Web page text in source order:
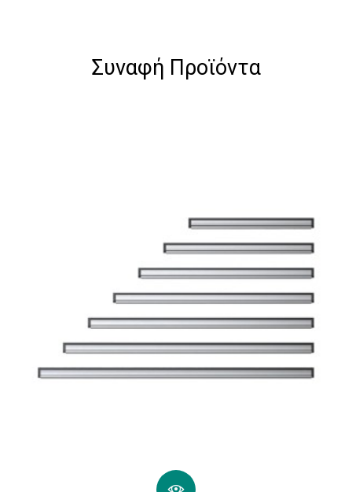
Συναφή Προϊόντα